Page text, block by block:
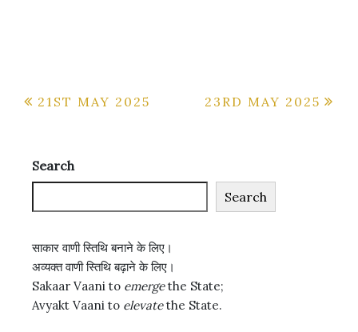
Post
21ST MAY 2025 23RD MAY 2025
Search
Search
साकार वाणी स्तिथि बनाने के लिए।
अव्यक्त वाणी स्तिथि बढ़ाने के लिए।
Sakaar Vaani to emergethe State;
Avyakt Vaani to elevatethe State.